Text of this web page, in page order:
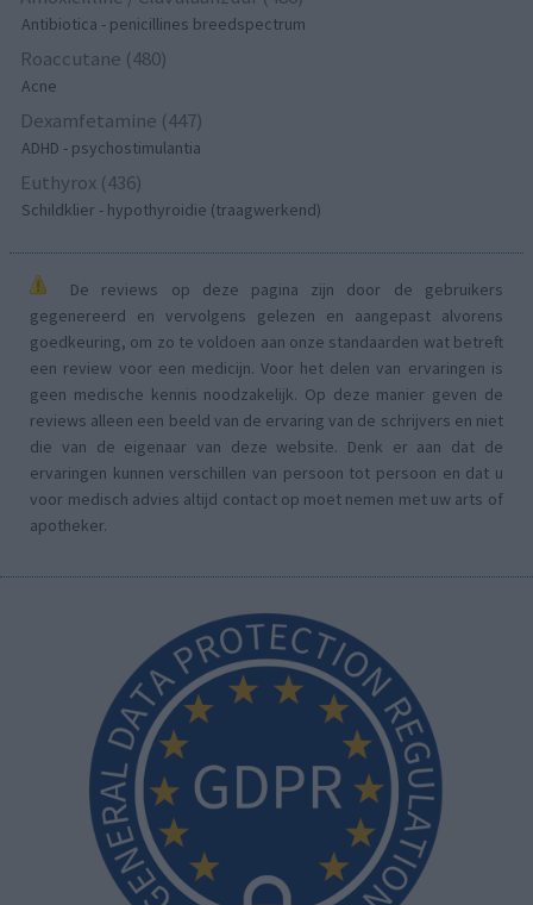
Antibiotica - penicillines breedspectrum
Roaccutane (480)
Acne
Dexamfetamine (447)
ADHD - psychostimulantia
Euthyrox (436)
Schildklier - hypothyroidie (traagwerkend)
De reviews op deze pagina zijn door de gebruikers
gegenereerd en vervolgens gelezen en aangepast alvorens
goedkeuring, om zo te voldoen aan onze standaarden wat betreft
een review voor een medicijn. Voor het delen van ervaringen is
geen medische kennis noodzakelijk. Op deze manier geven de
reviews alleen een beeld van de ervaring van de schrijvers en niet
die van de eigenaar van deze website. Denk er aan dat de
ervaringen kunnen verschillen van persoon tot persoon en dat u
voor medisch advies altijd contact op moet nemen met uw arts of
apotheker.